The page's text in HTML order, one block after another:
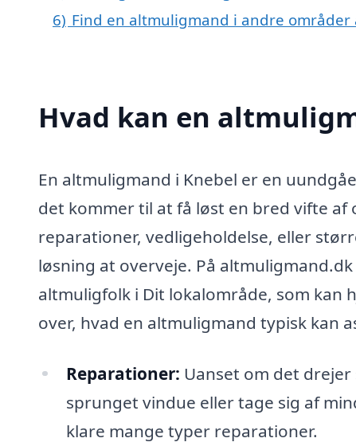
6) Find en altmuligmand i andre områder
Hvad kan en
En altmuligmand i Knebel er en
det kommer til at få løst en bred vifte af
reparationer, vedligeholdelse, eller
løsning at overveje. På
altmuligfolk i Dit lokalområde, som
over, hvad en altmuligmand typisk kan
Reparationer: Uanset om det
sprunget vindue eller tage sig af
klare mange typer reparationer.